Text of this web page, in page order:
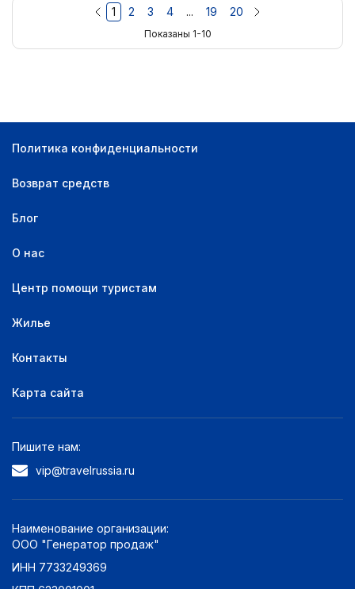
1 2 3 4 ... 19 20
Показаны 1-10
Политика конфиденциальности
Возврат средств
Блог
О нас
Центр помощи туристам
Жилье
Контакты
Карта сайта
Пишите нам:
vip@travelrussia.ru
Наименование организации:
ООО "Генератор продаж"
ИНН 7733249369